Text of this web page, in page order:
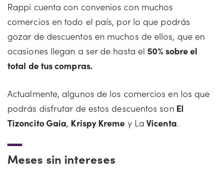
Rappi cuenta con convenios con muchos
comercios en todo el país, por lo que podrás
gozar de descuentos en muchos de ellos, que en
ocasiones llegan a ser de hasta el50% sobre el
total de tus compras.
Actualmente, algunos de los comercios en los que
podrás disfrutar de estos descuentos son El
Tizoncito Gaia, Krispy Kreme y La Vicenta.
Meses sin intereses